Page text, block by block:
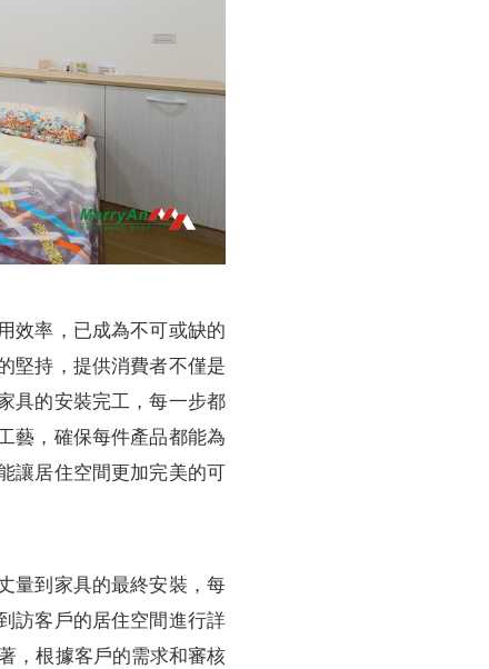
效率，已成為不可或缺的
堅持，提供消費者不僅是
具的安裝完工，每一步都
藝，確保每件產品都能為
讓居住空間更加完美的可
量到家具的最終安裝，每
訪客戶的居住空間進行詳
，根據客戶的需求和審核